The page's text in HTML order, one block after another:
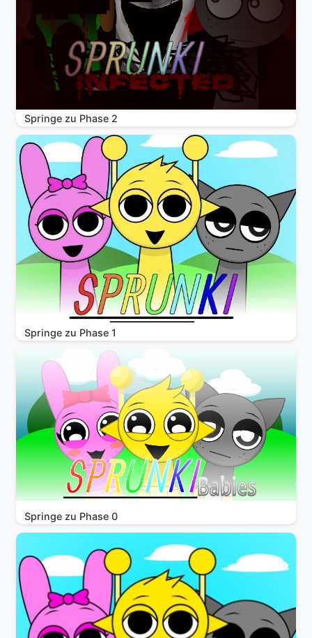
Springe zu Phase 2
Springe zu Phase 1
Springe zu Phase 0